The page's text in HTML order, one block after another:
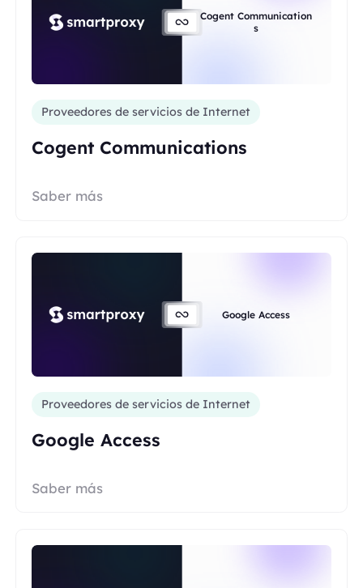
Cogent Communication
s
Proveedores de servicios de Internet
Cogent Communications
Saber más
Google Access
Proveedores de servicios de Internet
Google Access
Saber más